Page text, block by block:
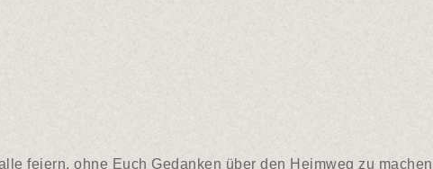
feiern, ohne Euch Gedanken über den Heimweg zu